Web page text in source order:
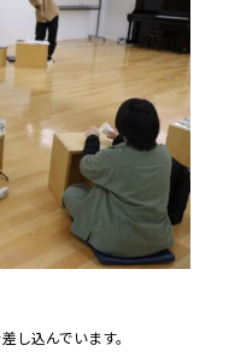
し込んでいます。